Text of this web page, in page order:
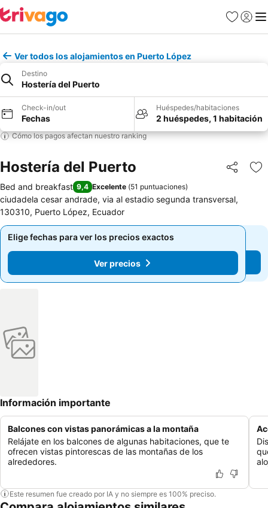
Favoritos
Iniciar
Ver todos los alojamientos en Puerto López
Destino
Hostería del Puerto
Check-in/out
Fechas
Huéspedes/habitaciones
2 huéspedes, 1 habitación
Cómo los pagos afectan nuestro ranking
Hostería del Puerto Compartir
Bed and breakfast 9,4 Excelente (51 puntuaciones)
ciudadela cesar andrade, via al estadio segunda transversal,
130310, Puerto López, Ecuador
Elige fechas para ver los precios exactos
Ver precios
Elige fechas para ver los precios exactos
Ver precios
Información importante
Balcones con vistas panorámicas a la montaña
Relájate en los balcones de algunas habitaciones, que te
ofrecen vistas pintorescas de las montañas de los
alrededores.
Este resumen fue creado por IA y no siempre es 100% preciso.